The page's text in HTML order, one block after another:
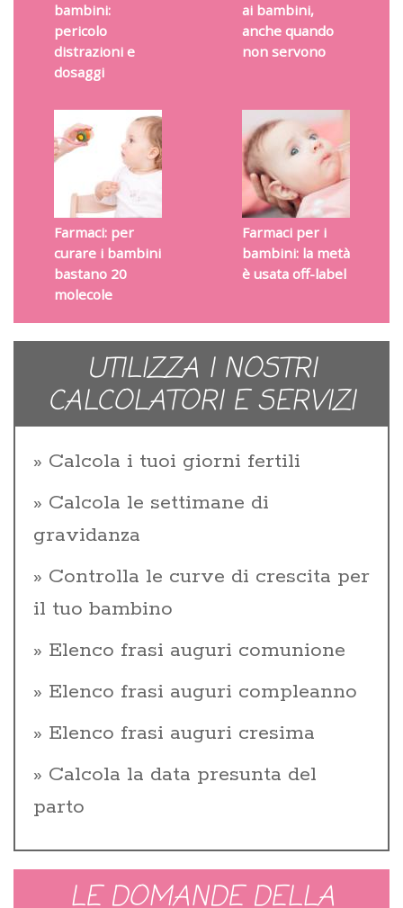
bambini:
pericolo
distrazioni e
dosaggi
ai bambini,
anche quando
non servono
Farmaci: per
curare i bambini
bastano 20
molecole
Farmaci per i
bambini: la metà
è usata off-label
UTILIZZA I NOSTRI
CALCOLATORI E SERVIZI
Calcola i tuoi giorni fertili
Calcola le settimane di
gravidanza
Controlla le curve di crescita per
il tuo bambino
Elenco frasi auguri comunione
Elenco frasi auguri compleanno
Elenco frasi auguri cresima
Calcola la data presunta del
parto
LE DOMANDE DELLA